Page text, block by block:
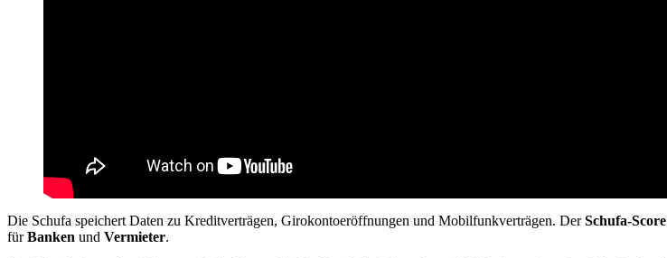
Die Schufa speichert Daten zu Kreditverträgen, Girokontoeröffnungen und Mobilfunkverträgen. DerSchufa-Score
fürBanken und Vermieter.